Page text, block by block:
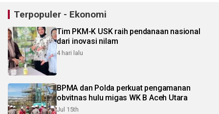
Terpopuler - Ekonomi
Tim PKM-K USK raih pendanaan nasional
dari inovasi nilam
4 hari lalu
BPMA dan Polda perkuat pengamanan
obvitnas hulu migas WK B Aceh Utara
Jul 15th